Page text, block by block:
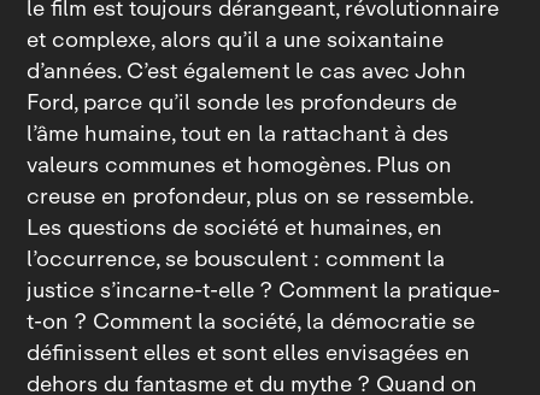
le film est toujours dérangeant, révolutionnaire
et complexe, alors qu’il a une soixantaine
d’années. C’est également le cas avec John
Ford, parce qu’il sonde les profondeurs de
l’âme humaine, tout en la rattachant à des
valeurs communes et homogènes. Plus on
creuse en profondeur, plus on se ressemble.
Les questions de société et humaines, en
l’occurrence, se bousculent : comment la
justice s’incarne-t-elle ? Comment la pratique-
t-on ? Comment la société, la démocratie se
définissent elles et sont elles envisagées en
dehors du fantasme et du mythe ? Quand on